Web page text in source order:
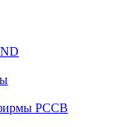
PCCB